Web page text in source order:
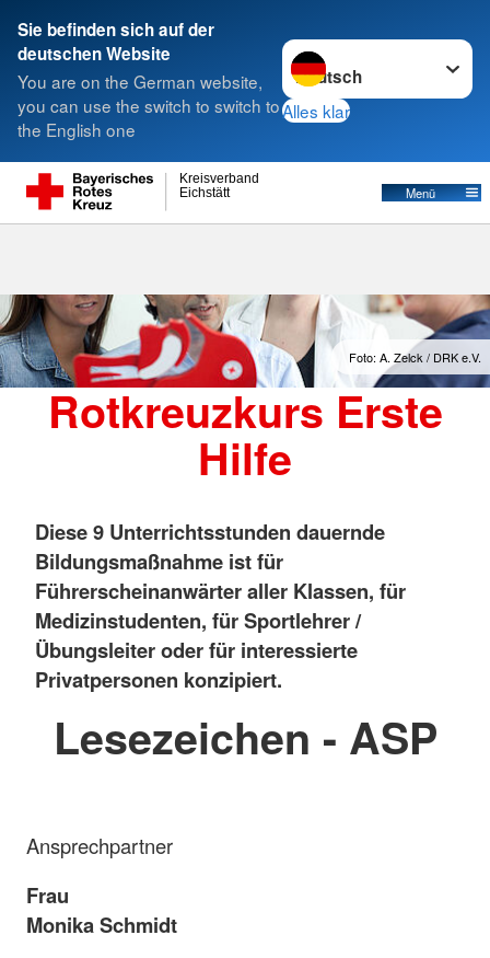
Sie befinden sich auf der
deutschen Website
You are on the German website,
you can use the switch to switch to
the English one
Sprache wechseln zu
Alles klar
Eichstätt
Kreisverband
Menü
Suche
Rotkreuzkurs Erste Hilfe
Foto: A. Zelck / DRK e.V.
Rotkreuzkurs Erste
Hilfe
Diese 9 Unterrichtsstunden dauernde
Bildungsmaßnahme ist für
Führerscheinanwärter aller Klassen, für
Medizinstudenten, für Sportlehrer /
Übungsleiter oder für interessierte
Privatpersonen konzipiert.
Lesezeichen - ASP
Ansprechpartner
Frau
Monika Schmidt